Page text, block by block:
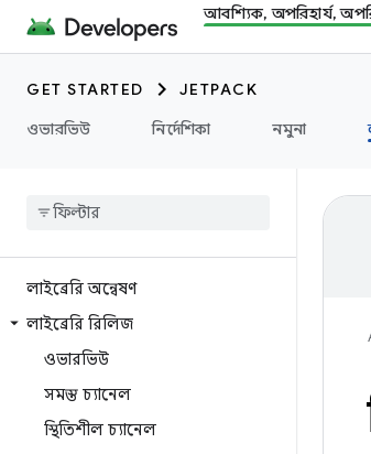
আবশ্যিক, অপরিহার্য,
GET STARTED
JETPACK
ওভারভিউ
নির্দেশিকা নমুনা
লাইব্রেরি অন্বেষণ
লাইব্রেরি রিলিজ
ওভারভিউ
সমস্ত চ্যানেল
স্থিতিশীল চ্যানেল